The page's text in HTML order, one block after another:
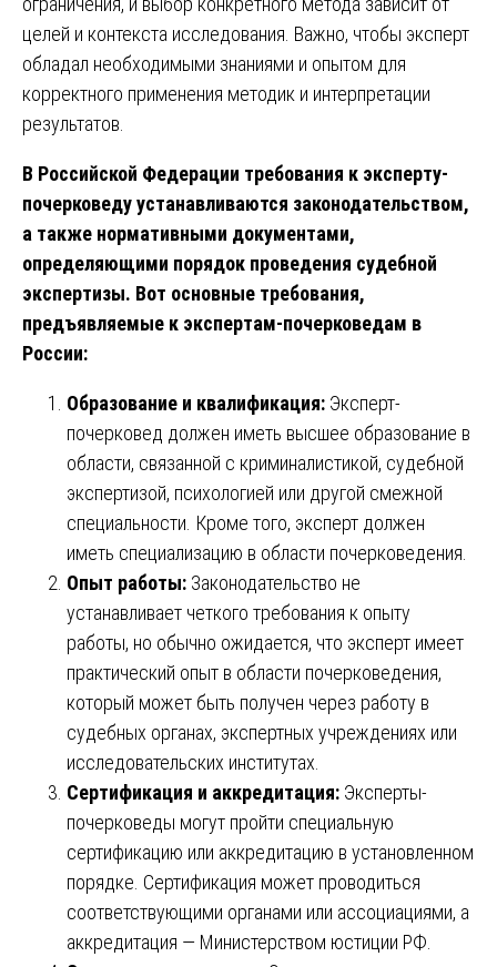
целей и контекста исследования. Важно, чтобы эксперт
обладал необходимыми знаниями и опытом для
корректного применения методик и интерпретации
результатов.
В Российской Федерации требования к эксперту-
почерковеду устанавливаются законодательством,
а также нормативными документами,
определяющими порядок проведения судебной
экспертизы. Вот основные требования,
предъявляемые к экспертам-почерковедам в
России:
Образование и квалификация: Эксперт-
почерковед должен иметь высшее образование в
области, связанной с криминалистикой, судебной
экспертизой, психологией или другой смежной
специальности. Кроме того, эксперт должен
иметь специализацию в области почерковедения.
Опыт работы: Законодательство не
устанавливает четкого требования к опыту
работы, но обычно ожидается, что эксперт имеет
практический опыт в области почерковедения,
который может быть получен через работу в
судебных органах, экспертных учреждениях или
исследовательских институтах.
Сертификация и аккредитация: Эксперты-
почерковеды могут пройти специальную
сертификацию или аккредитацию в установленном
порядке. Сертификация может проводиться
соответствующими органами или ассоциациями, а
аккредитация — Министерством юстиции РФ.